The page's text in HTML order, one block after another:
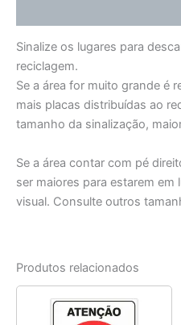
Sinalize os lugares para
reciclagem.
Se a área for muito grande é
mais placas distribuídas ao
tamanho da sinalização,
Se a área contar com pé
ser maiores para estarem em
visual. Consulte outros
Produtos relacionados